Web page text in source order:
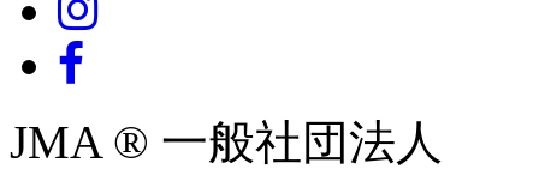
JMA ® 一般社団法人